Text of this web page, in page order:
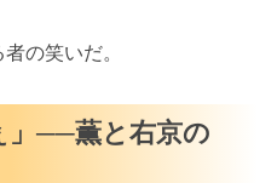
の笑いだ。
」──薫と右京の